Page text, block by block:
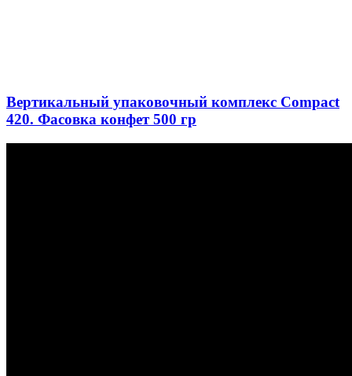
Вертикальный упаковочный комплекс Compact
420. Фасовка конфет 500 гр